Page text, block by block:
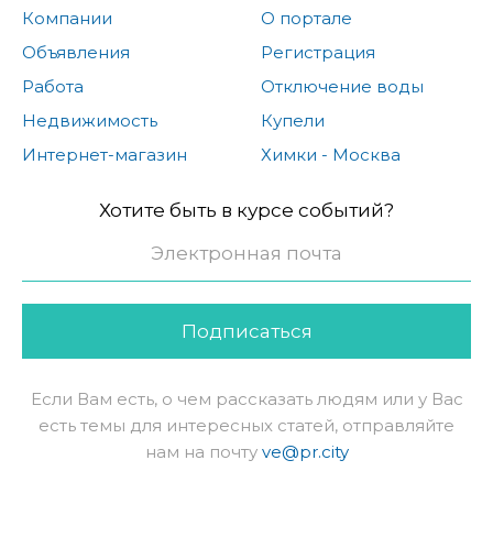
Компании
Объявления
Работа
Недвижимость
Интернет-магазин
О портале
Регистрация
Отключение воды
Купели
Химки - Москва
Хотите быть в курсе событий?
Подписаться
Если Вам есть, о чем рассказать людям или у Вас
есть темы для интересных статей, отправляйте
нам на почту ve@pr.city